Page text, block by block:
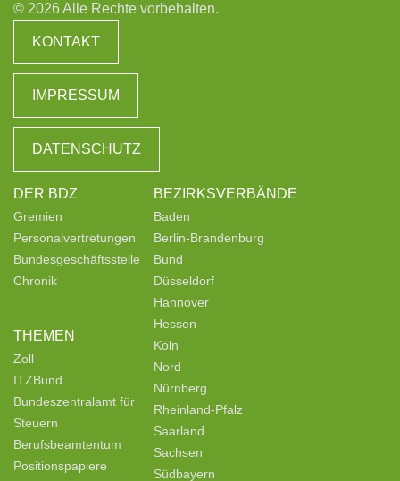
© 2026 Alle Rechte vorbehalten.
KONTAKT
IMPRESSUM
DATENSCHUTZ
DER BDZ
Gremien
Personalvertretungen
Bundesgeschäftsstelle
Chronik
THEMEN
Zoll
ITZBund
Bundeszentralamt für
Steuern
Berufsbeamtentum
Positionspapiere
BEZIRKSVERBÄNDE
Baden
Berlin-Brandenburg
Bund
Düsseldorf
Hannover
Hessen
Köln
Nord
Nürnberg
Rheinland-Pfalz
Saarland
Sachsen
Südbayern